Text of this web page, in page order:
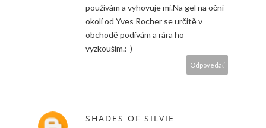
používám a vyhovuje mi.Na gel na oční
okolí od Yves Rocher se určitě v
obchodě podívám a rára ho
vyzkouším.:-)
Odpovedať
SHADES OF SILVIE